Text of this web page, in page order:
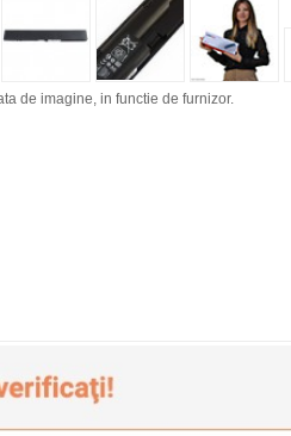
de imagine, in functie de furnizor.